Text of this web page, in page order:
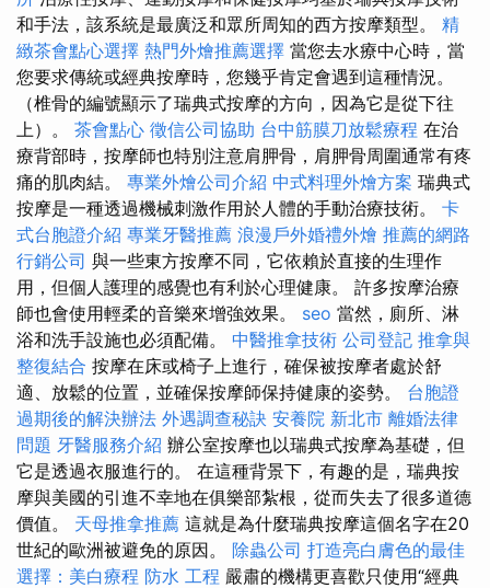
和手法，該系統是最廣泛和眾所周知的西方按摩類型。 精
緻茶會點心選擇 熱門外燴推薦選擇 當您去水療中心時，當
您要求傳統或經典按摩時，您幾乎肯定會遇到這種情況。
（椎骨的編號顯示了瑞典式按摩的方向，因為它是從下往
上）。 茶會點心 徵信公司協助 台中筋膜刀放鬆療程 在治
療背部時，按摩師也特別注意肩胛骨，肩胛骨周圍通常有疼
痛的肌肉結。 專業外燴公司介紹 中式料理外燴方案 瑞典式
按摩是一種透過機械刺激作用於人體的手動治療技術。 卡
式台胞證介紹 專業牙醫推薦 浪漫戶外婚禮外燴 推薦的網路
行銷公司 與一些東方按摩不同，它依賴於直接的生理作
用，但個人護理的感覺也有利於心理健康。 許多按摩治療
師也會使用輕柔的音樂來增強效果。 seo 當然，廁所、淋
浴和洗手設施也必須配備。 中醫推拿技術 公司登記 推拿與
整復結合 按摩在床或椅子上進行，確保被按摩者處於舒
適、放鬆的位置，並確保按摩師保持健康的姿勢。 台胞證
過期後的解決辦法 外遇調查秘訣 安養院 新北市 離婚法律
問題 牙醫服務介紹 辦公室按摩也以瑞典式按摩為基礎，但
它是透過衣服進行的。 在這種背景下，有趣的是，瑞典按
摩與美國的引進不幸地在俱樂部紮根，從而失去了很多道德
價值。 天母推拿推薦 這就是為什麼瑞典按摩這個名字在20
世紀的歐洲被避免的原因。 除蟲公司 打造亮白膚色的最佳
選擇：美白療程 防水 工程 嚴肅的機構更喜歡只使用“經典